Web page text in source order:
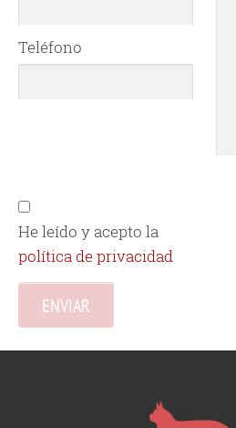
Teléfono
He leído y acepto la
política de privacidad